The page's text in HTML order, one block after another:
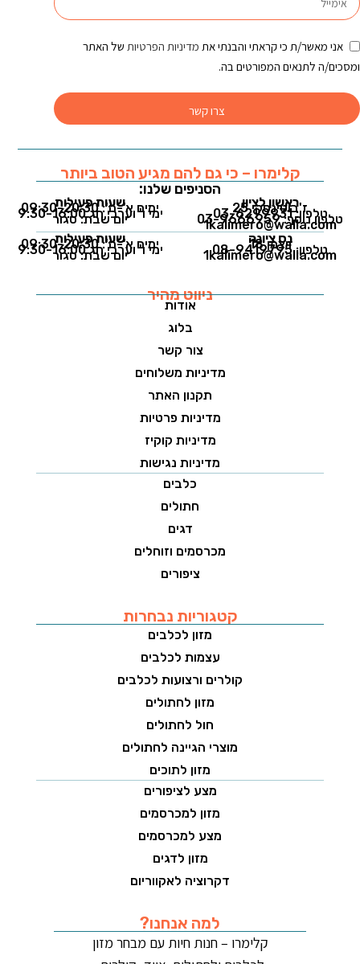
אני מאשר/ת כי קראתי והבנתי את מדיניות הפרטיות של האתר
ומסכים/ה לתנאים המפורטים בה.
צרו קשר
קלימרו – כי גם להם מגיע הטוב ביותר
הסניפים שלנו:
ראשון לציון
ז'בוטינסקי 25טלפון: 03-6299931
טלפון נוסף: 03-9666959
1kalimero@walla.com
שעות פעילותימים א'-ה': 09:30-20:30
ימי ו' וערבי חג 9:30-16:00
יום שבת: סגור
נס ציונה
ויצמן 18טלפון: 08-9419795
1kalimero@walla.com
שעות פעילותימים א'-ה': 09:30-20:30
ימי ו' וערבי חג 9:30-16:00
יום שבת: סגור
ניווט מהיר
אודות
בלוג
צור קשר
מדיניות משלוחים
תקנון האתר
מדיניות פרטיות
מדיניות קוקיז
מדיניות נגישות
כלבים
חתולים
דגים
מכרסמים וזוחלים
ציפורים
קטגוריות נבחרות
מזון לכלבים
עצמות לכלבים
קולרים ורצועות לכלבים
מזון לחתולים
חול לחתולים
מוצרי הגיינה לחתולים
מזון לתוכים
מצע לציפורים
מזון למכרסמים
מצע למכרסמים
מזון לדגים
דקרוציה לאקווריום
למה אנחנו?
קלימרו – חנות חיות עם מבחר מזון